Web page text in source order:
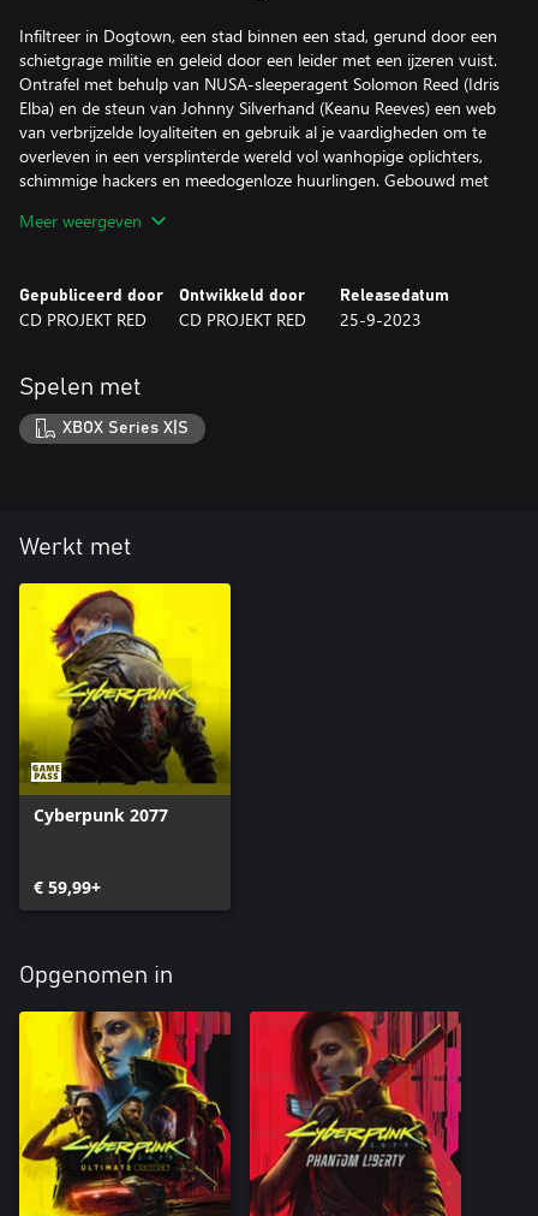
Infiltreer in Dogtown, een stad binnen een stad, gerund door een
schietgrage militie en geleid door een leider met een ijzeren vuist.
Ontrafel met behulp van NUSA-sleeperagent Solomon Reed (Idris
Elba) en de steun van Johnny Silverhand (Keanu Reeves) een web
van verbrijzelde loyaliteiten en gebruik al je vaardigheden om te
overleven in een versplinterde wereld vol wanhopige oplichters,
schimmige hackers en meedogenloze huurlingen. Gebouwd met
biedt gloednieuwe gameplay-mechanismen, superspannende
Meer weergeven
Gepubliceerd door
CD PROJEKT RED
Ontwikkeld door
CD PROJEKT RED
Releasedatum
25-9-2023
Spelen met
XBOX Series X|S
Werkt met
Cyberpunk 2077
€ 59,99+
Opgenomen in